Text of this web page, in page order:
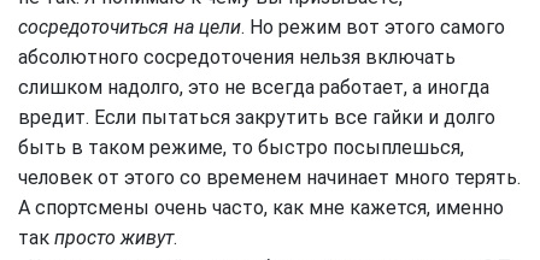
сосредоточиться на цели. Но режим вот этого самого
абсолютного сосредоточения нельзя включать
слишком надолго, это не всегда работает, а иногда
вредит. Если пытаться закрутить все гайки и долго
быть в таком режиме, то быстро посыплешься,
человек от этого со временем начинает много терять.
А спортсмены очень часто, как мне кажется, именно
так просто живут.